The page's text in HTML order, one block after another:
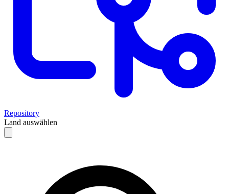
Repository
Land auswählen